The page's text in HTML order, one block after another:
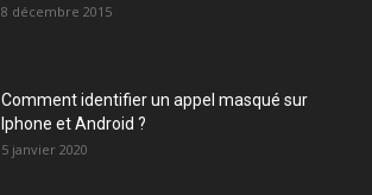
8 décembre 2015
Comment identifier un appel masqué sur
Iphone et Android ?
5 janvier 2020